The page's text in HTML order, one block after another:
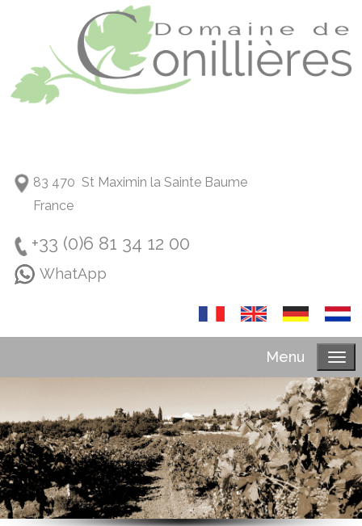
83 470 St Maximin la Sainte Baume
France
+33 (0)6 81 34 12 00
WhatApp
Menu